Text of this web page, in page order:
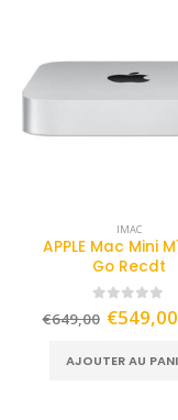
IMAC
APPLE Mac Mini
Go Recdt
out of 5
€649,00 €549,00
AJOUTER AU